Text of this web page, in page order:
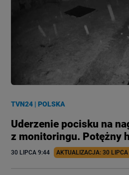
TVN24 |POLSKA
Uderzenie pocisku na
z monitoringu. Potężny
30 LIPCA 9:44 AKTUALIZACJA: 30 LIPCA